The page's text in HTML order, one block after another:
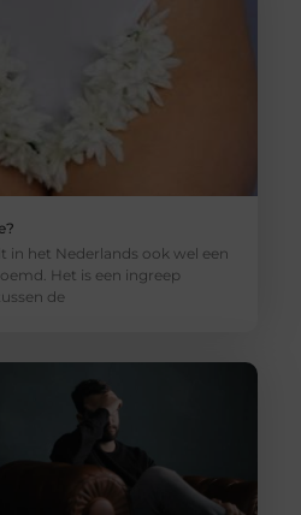
in het Nederlands ook wel een
Het is een ingreep
de